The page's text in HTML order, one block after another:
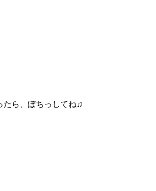
たら、ぽちっしてね♫